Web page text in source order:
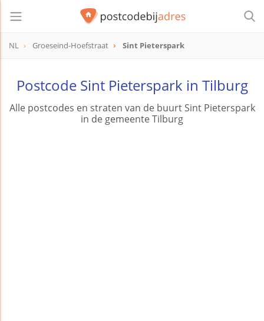
NL Groeseind-Hoefstraat Sint Pieterspark
Postcode Sint Pieterspark in Tilburg
Alle postcodes en straten van de buurt Sint Pieterspark
in de gemeente Tilburg